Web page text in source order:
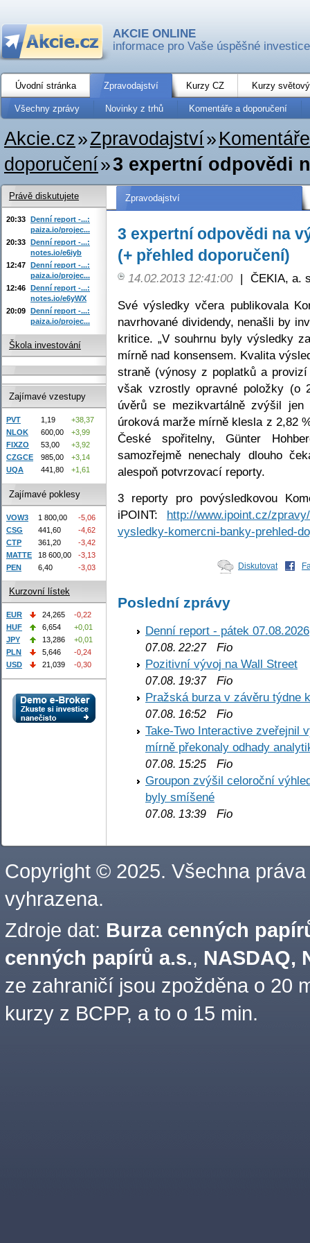
AKCIE ONLINE
informace pro Vaše úspěšné investice
Úvodní stránka Zpravodajství Kurzy CZ Kurzy
Všechny zprávy Novinky z trhů Komentáře a doporučení
Akcie.cz»Zpravodajství»
doporučení»3 expertní odpovědi
Zpravodajství
3 expertní odpovědi na
(+ přehled doporučení)
14.02.2013 12:41:00 | ČEKIA, a.
Své výsledky včera publikovala
navrhované dividendy, nenašli by
kritice. „V souhrnu byly výsledky
mírně nad konsensem. Kvalita
straně (výnosy z poplatků a
však vzrostly opravné položky (o
úvěrů se mezikvartálně zvýšil
úroková marže mírně klesla z 2,82
České spořitelny, Günter
samozřejmě nenechaly dlouho
alespoň potvrzovací reporty.
3 reporty pro povýsledkovou
iPOINT: http://www.ipoint.cz/
vysledky-komercni-banky-prehled-
Diskutovat
Poslední zprávy
Denní report - pátek 07.08.2026
07.08. 22:27Fio
Pozitivní vývoj na Wall Street
07.08. 19:37Fio
Pražská burza v závěru týdne
07.08. 16:52 Fio
Take-Two Interactive zveřejnil
mírně překonaly odhady
07.08. 15:25 Fio
Groupon zvýšil celoroční
byly smíšené
07.08. 13:39 Fio
Právě diskutujete
20:33 Denní report -...:
paiza.io/projec...
20:33 Denní report -...:
notes.io/e6iyb
12:47 Denní report -...:
paiza.io/projec...
12:46 Denní report -...:
notes.io/e6yWX
20:09 Denní report -...:
paiza.io/projec...
Škola investování
Zajímavé vzestupy
PVT 1,19
+38,37
NLOK
600,00
+3,99
FIXZO
53,00
+3,92
CZGCE
985,00
+3,14
UQA
441,80 +1,61
Zajímavé poklesy
VOW3 1 800,00
-5,06
CSG
441,60
-4,62
CTP
361,20
-3,42
MATTE
18 600,00
-3,13
PEN
6,40 -3,03
Kurzovní lístek
EUR 24,265
-0,22
HUF
6,654
+0,01
JPY
13,286
+0,01
PLN
5,646
-0,24
USD
21,039 -0,30
Copyright © 2025. Všechna práva
vyhrazena.
Zdroje dat: Burza cenných
cenných papírů a.s., NASDAQ,
ze zahraničí jsou zpožděna o 20
kurzy z BCPP, a to o 15 min.